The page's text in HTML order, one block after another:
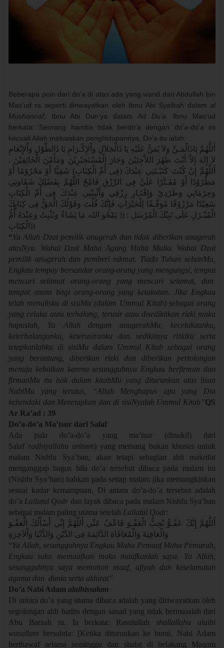
Beberapa poin dari do’a di atas ada yang warid dari Abdullah bin
Mas’ud ra seperti diriwayatkan oleh Ibnu Abi Syaibah dalam al
Mushannaf,
Ibnu Abi Dun’ya dalamAd Du’a . Ibnu Mas’ud
berkata: Seorang hamba tidak berdo’a dengan do’a-do’a ini
kecuali Allah meluaskan penghidupannya. Do’a itu ialah:
أَللَّهُمَّ يَاذَالْمَـنِّ وَلاَ يُمَنُّ عَلَيْهِ يَا ذَالْجَلاَلِ وَاْلإِكْـرَامِ يَا ذَالطَّوْلِ وَاْلإِنْعَامِ
لاَ إِلهَ إِلاَّ أَنْتَ ظَهْرَ اللاَّجِئِيْنَ وَجَارَ الْمُسْتَجِيْرِيْنَ وَمَأَمْنَ الْخَائِفِيْنَ .
أَللَّهُمَّ إِنْ كُنْتَ كَتَبْـتَنِي عِنْدَكَ (فِى أُمِّ الْكِتَابِ) شَقِيًّا أَوْ مَحْرُوْمًا أَوْ
مَطْرُوْدًا أَوْ مُقَـتَّرًا عَلَيَّ فِى الرِّزْقِ فَامْحُ اللَّهُمَّ بِفَضْلِكَ شَقَاوَتِي
وَحِرْمَانِي وَطَرْدِيْ وَإِقْتَـارِ رِزْقِي وَأَثْبِتْنِي عِنْدَكَ فِى أُمِّ الْكِتَابِ
سَعِيْدًا مَرْزُوْقًا مُوَفَّـقًا لِلْخَيْرَاتِ فَإِنَّكَ قُلْتَ وَقَوْلُكَ الْحَقُّ فِى كِتَابِكَ
الْمُنْـزَلِ عَلَى نَبِيِّكَ الْمُرْسَلِ : (( يَمْحُو الله مَا يَشَاءُ وَيُثْبِتُ وَعِنْدَهُ أُمُّ
الْكِتَابِ ))
“Ya Allah Dzat pemilik anugerah dan tidak diberikan anugerah
atasNya. Wahai Dzat Maha Agung Maha Mulia. Wahai Dzat
pemilik anugerah dan pemberi nikmat. Tiada Tuhan selainMu,
Engkau tempay bersandar orang-orang yang mengungsi, tempat
mencari selamat orang-orang yang mencari selamat, dan
tempat aman bagi orang-orang yang ketakutan. Jika Engkau
telah menulisku di sisiMu (dalam Ummul Kitab) sebagai orang
yang celaka atau terhalang, terusir atau disedikitkan rizki maka
hapuslah, Ya Allah dengan anugerahMu, kecelakaanku,
keterhalanganku, keterusiranku dan sedikitnya rizkiku serta
tetapkanlahku di sisiMu dalam Ummul Kitab sebagai orang
yang beruntung, diberikan rizki dan diberikan pertolongan
menuju kebaikan karena sesungguhnya Engkau berfirman dan
firmanMu itu hak dalam kitabMu yang diturunkan atas lisan
NabiMu yang terutus, “Allah Menghapus apa yang Dia
kehendaki dan Menetapkan dan di sisiNyalah Ummul Kitab”QS
Ar Ra’ad : 39
Do’a-do’a Ma’tsur dari Salaf
Ada pula do’a-do’a yang ma’tsur (dinukil) dari
Salaf radhiyallahu anhum) yang memang bukan khusus untuk
malam Nishfu Sya’ban, akan tetapi sebagian ahli makrifat
menganggap bagus bila do’a tersebut dibaca pada malam ini
(Nishfu Sya’ban) bahkan pada setiap malam jika memungkinkan
sesuai kadar kemampuan. Di antara do’a-do’a tersebut adalah
do’a Lailatul Qodr dan layak dibaca pada malam Nishfu Sya’ban
sebagai malam paling utama setelah Lailatul Qodr:
أَللَّهُمَّ إِنَّكَ عَفُـوٌّ تُحِبُّ الْعَفْـوَ فَاعْفُ عَنِّي أَللَّهُمَّ إِنِّي أَسْأَلُكَ الْعَفْـوَ
وَالْعَافِيَةَ وَالْمُعَافَاةَ الدَّائِمَةَ فِى الدِّيْنِ وَالدُّنْيَا وَاْلآخِرَةِ
“Ya Allah, sesungguhnya Engkau Maha Pemaaf Maha Pemurah,
Engkau suka memaafkan maka maafkanlah saya. Ya Allah,
sesungguhnya saya memohon maaf, afiyah dan keselamatan
agama dan dunia serta akhirat”
Do’a Nabi Adam alaihissalam
Di antara do’a yang utama dibaca adalah yang diriwayatkan oleh
segolongan ahli hadits dengan sanad yang tidak bermasalah dari
Abu Barzah ra. Ia berkata: Rasulullah shallallahu alaihi
wasallam bersabda: [Ketika diturunkan ke bumi, Nabi Adam
berthawaf selama seminggu dan shalat di belakang Maqam